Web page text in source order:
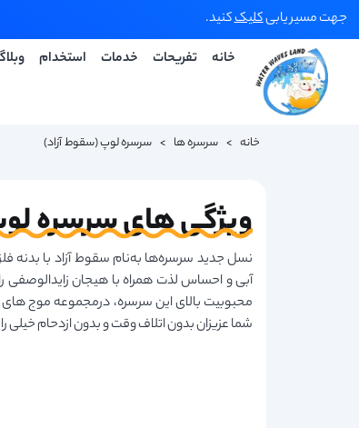
جهت مسیر یابیکلیککنید.
خانه
تفریحات خدمات استخدام
خانه > سرسره ها > سرسره لوپ (سقوط آزاد)
ویژگی های سرسره
نسل جدید سرسره‌ها به‌نام سقوط آزاد با بدنه
آبی و احساس لذت همراه با هیجان زایدالوصفی
محبوبیت بالای این سرسره، درمجموعه موج
شما عزیزان بدون اتلاف وقت و بدون ازدحام